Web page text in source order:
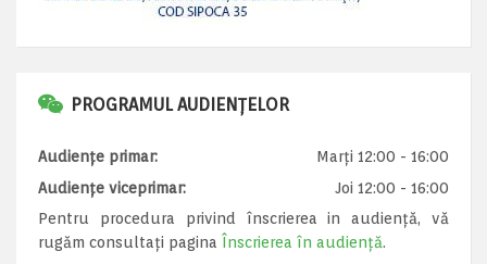
PROGRAMUL AUDIENȚELOR
Audiențe primar:
Marți 12:00 - 16:00
Audiențe viceprimar:
Joi 12:00 - 16:00
Pentru procedura privind înscrierea in audiență, vă
rugăm consultați pagina Înscrierea în audiență.